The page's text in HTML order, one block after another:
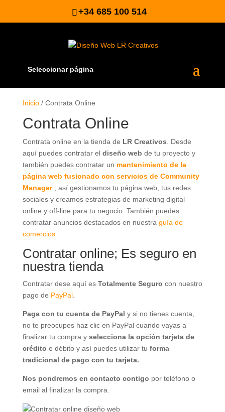
+34 685 100 514
Seleccionar página
Inicio/ Contrata Online
Contrata Online
Contrata online en la tienda de LR Creativos . Desde
aquí puedes contratar el diseño web de tu proyecto y
también puedes contratar un mantenimiento de la
página web fusionado con servicios de Community
Manager, así gestionamos tu página web, tus redes
sociales y creamos estrategias de marketing digital
online y off-line para tu negocio. También puedes
contratar anuncios destacados en nuestra guía de
comercios
Contratar online; Es seguro en
nuestra tienda
Contratar dese aquí es Totalmente Seguro con nuestro
pago de PayPal.
Paga con tu cuenta de PayPal y si no tienes cuenta,
no te preocupes haz clic en PayPal cuando vayas a
finalizar tu compra y selecciona la opción tarjeta de
crédito o débito y así puedes utilizar tu forma
tradicional de pago con tu tarjeta.
Nos pondremos en contacto contigo por teléfono o
email al finalizar la compra.